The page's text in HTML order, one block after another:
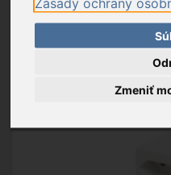
Zmeniť